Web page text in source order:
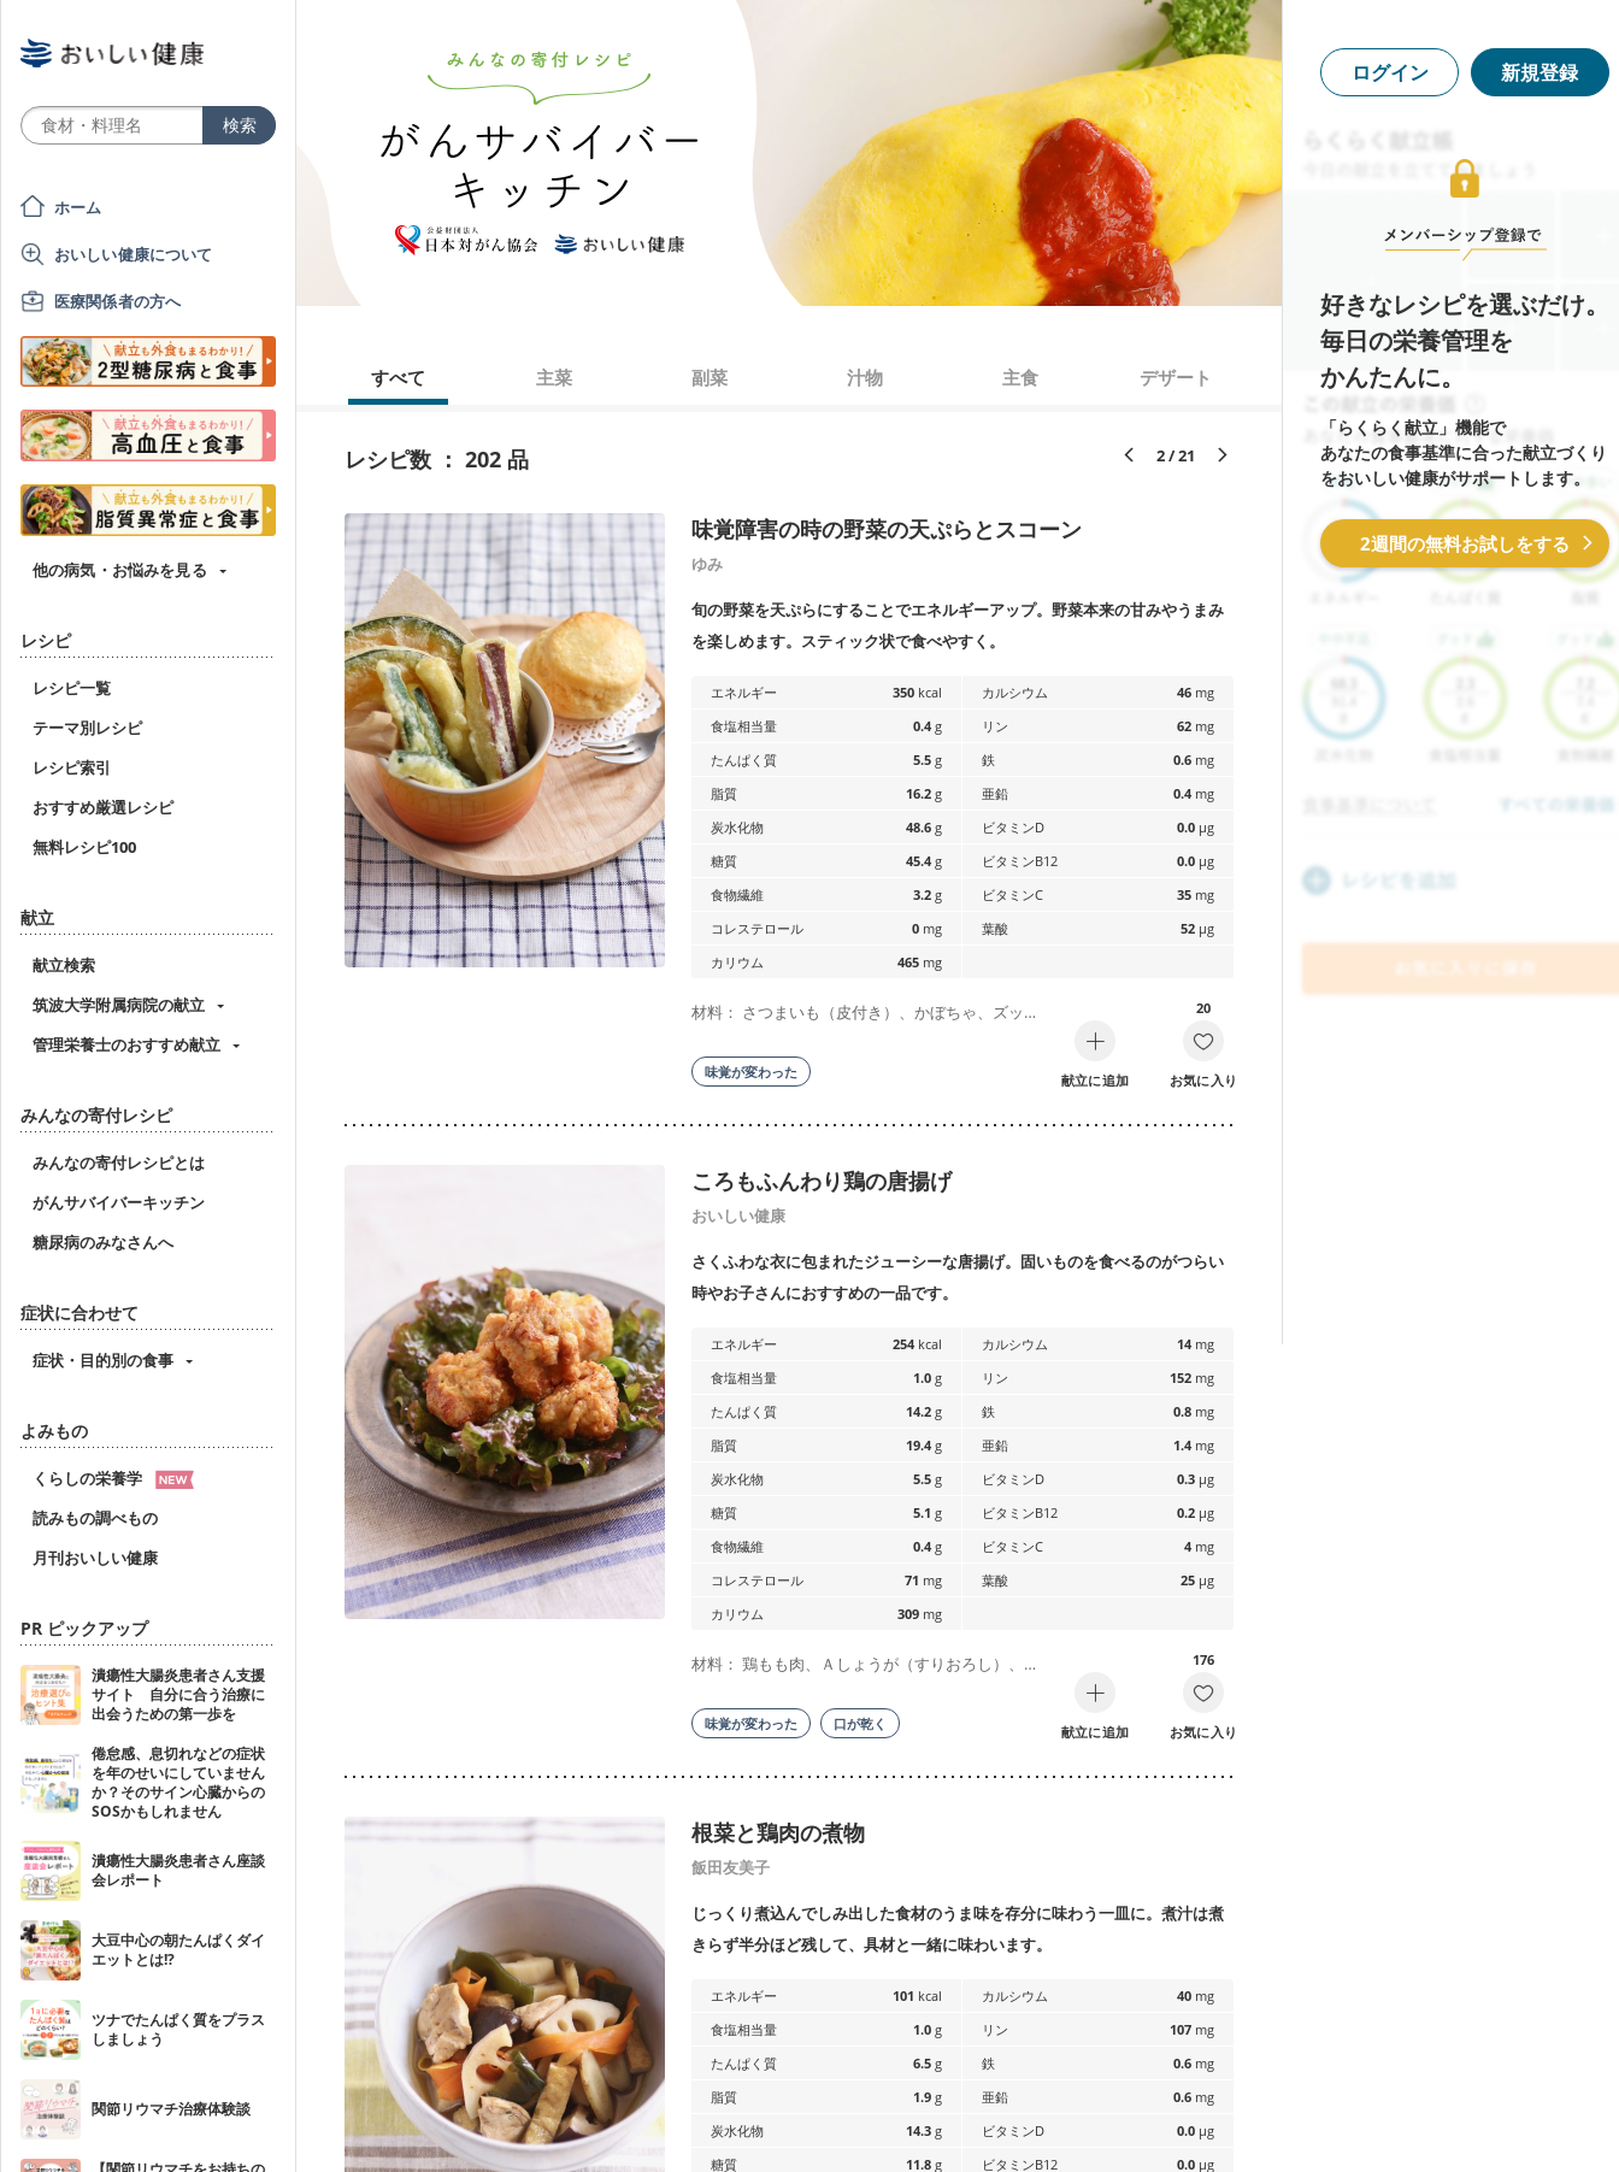
ホーム
おいしい健康について
医療関係者の方へ
他の病気・お悩みを見る
レシピ
レシピ一覧
テーマ別レシピ
レシピ索引
おすすめ厳選レシピ
無料レシピ100
献立
献立検索
筑波大学附属病院の献立
管理栄養士のおすすめ献立
みんなの寄付レシピ
みんなの寄付レシピとは
がんサバイバーキッチン
糖尿病のみなさんへ
症状に合わせて
症状・目的別の食事
よみもの
くらしの栄養学
読みもの調べもの
月刊おいしい健康
PR ピックアップ
潰瘍性大腸炎患者さん支援
サイト 自分に合う治療に
出会うための第一歩を
倦怠感、息切れなどの症状
を年のせいにしていません
か？そのサイン心臓からの
SOSかもしれません
潰瘍性大腸炎患者さん座談
会レポート
大豆中心の朝たんぱくダイ
エットとは!?
ツナでたんぱく質をプラス
しましょう
関節リウマチ治療体験談
すべて 主菜 副菜 汁物 主食 デザート
レシピ数 ： 202 品 2 / 21
味覚障害の時の野菜の天ぷらとスコーン
ゆみ
旬の野菜を天ぷらにすることでエネルギーアップ。野菜本来の甘みやうまみ
を楽しめます。スティック状で食べやすく。
エネルギー 350 kcal
食塩相当量
0.4 g
たんぱく質
5.5 g
脂質
16.2 g
炭水化物
48.6 g
糖質
45.4 g
食物繊維
3.2 g
コレステロール
0 mg
カリウム
465 mg
カルシウム 46 mg
リン
62 mg
鉄
0.6 mg
亜鉛
0.4 mg
ビタミンD
0.0 µg
ビタミンB12
0.0 µg
ビタミンC
35 mg
葉酸
52 µg
材料： さつまいも（皮付き）、かぼちゃ、ズッ…
味覚が変わった 献立に追加
20
お気に入り
ころもふんわり鶏の唐揚げ
おいしい健康
さくふわな衣に包まれたジューシーな唐揚げ。固いものを食べるのがつらい
時やお子さんにおすすめの一品です。
エネルギー 254 kcal
食塩相当量
1.0 g
たんぱく質
14.2 g
脂質
19.4 g
炭水化物
5.5 g
糖質
5.1 g
食物繊維
0.4 g
コレステロール
71 mg
カリウム
309 mg
カルシウム 14 mg
リン
152 mg
鉄
0.8 mg
亜鉛
1.4 mg
ビタミンD
0.3 µg
ビタミンB12
0.2 µg
ビタミンC
4 mg
葉酸
25 µg
材料： 鶏もも肉、Ａしょうが（すりおろし）、…
味覚が変わった 口が乾く 献立に追加
176
お気に入り
根菜と鶏肉の煮物
飯田友美子
じっくり煮込んでしみ出した食材のうま味を存分に味わう一皿に。煮汁は煮
きらず半分ほど残して、具材と一緒に味わいます。
エネルギー 101 kcal
食塩相当量
1.0 g
たんぱく質
6.5 g
脂質
1.9 g
炭水化物
14.3 g
糖質
11.8 g
カルシウム 40 mg
リン
107 mg
鉄
0.6 mg
亜鉛
0.6 mg
ビタミンD
0.0 µg
ビタミンB12
0.0 µg
ログイン 新規登録
好きなレシピを選ぶだけ。
毎日の栄養管理を
かんたんに。
「らくらく献立」機能で
あなたの食事基準に合った献立づくり
をおいしい健康がサポートします。
2週間の無料お試しをする